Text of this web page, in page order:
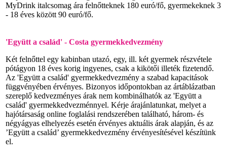
MyDrink italcsomag ára felnőtteknek 180 euró/fő, gyermekeknek 3
- 18 éves között 90 euró/fő.
'Együtt a család' - Costa gyermekkedvezmény
Két felnőttel egy kabinban utazó, egy, ill. két gyermek részvétele
pótágyon 18 éves korig ingyenes, csak a kikötői illeték fizetendő.
Az 'Együtt a család' gyermekkedvezmény a szabad kapacitások
függvényében érvényes. Bizonyos időpontokban az ártáblázatban
szereplő kedvezményes árak nem kombinálhatók az 'Együtt a
család' gyermekkedvezménnyel. Kérje árajánlatunkat, melyet a
hajótársaság online foglalási rendszerében található, három- és
négyágyas elhelyezés esetén érvényes aktuális árak alapján, és az
’Együtt a család’ gyermekkedvezmény érvényesítésével készítünk
el.